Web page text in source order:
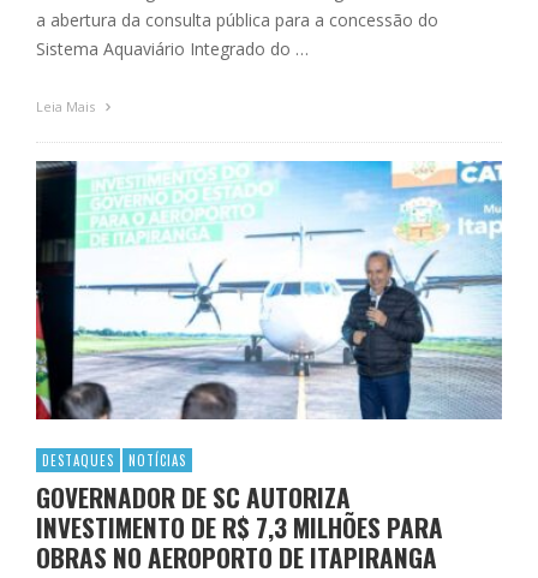
a abertura da consulta pública para a concessão do
Sistema Aquaviário Integrado do …
Leia Mais
DESTAQUES NOTÍCIAS
GOVERNADOR DE SC AUTORIZA
INVESTIMENTO DE R$ 7,3 MILHÕES PARA
OBRAS NO AEROPORTO DE ITAPIRANGA